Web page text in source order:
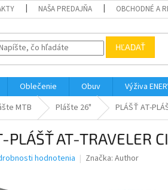
NAŠA PREDAJŇA OBCHODNÉ A
HĽADAŤ
Oblečenie Obuv Výživa
MTB Plášte 26" PLÁŠŤ AT-
PLÁŠŤ AT-TRAVELER
hodnotenia Značka: Author